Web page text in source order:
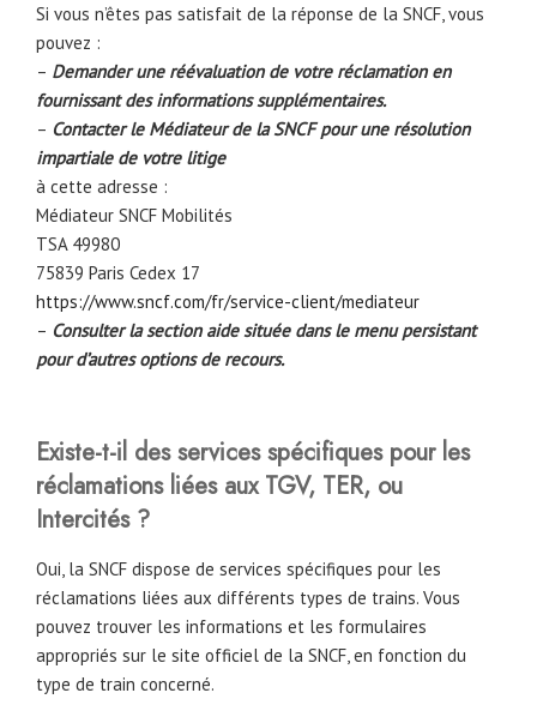
Si vous n’êtes pas satisfait de la réponse de la SNCF, vous
pouvez :
– Demander une réévaluation de votre réclamation en
fournissant des informations supplémentaires.
– Contacter le Médiateur de la SNCF pour une résolution
impartiale de votre litige
à cette adresse :
Médiateur SNCF Mobilités
TSA 49980
75839 Paris Cedex 17
https://www.sncf.com/fr/service-client/mediateur
– Consulter la section aide située dans le menu persistant
pour d’autres options de recours.
Existe-t-il des services spécifiques pour les
réclamations liées aux TGV, TER, ou
Intercités ?
Oui, la SNCF dispose de services spécifiques pour les
réclamations liées aux différents types de trains. Vous
pouvez trouver les informations et les formulaires
appropriés sur le site officiel de la SNCF, en fonction du
type de train concerné.